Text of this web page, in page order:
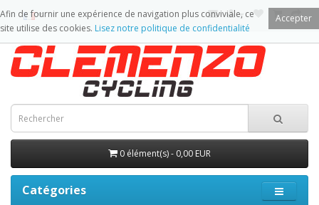
0 élément(s) - 0,00 EUR
Catégories
Accepter
Afin de fournir une expérience de navigation plus conviviale, ce
site utilise des cookies. Lisez notre politique de confidentialité